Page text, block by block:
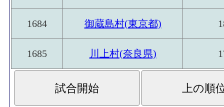
1684 御蔵島村(東京都)
1685 川上村(奈良県)